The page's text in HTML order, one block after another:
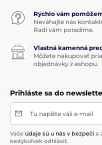
Rýchlo vám
Neváhajte nás
Radi vám poradíme.
Vlastná kamenná
Môžete nakupovať
objednávky z eshopu.
Prihláste sa do
Tu napíšte váš e-mail
Vaše údaje sú u nás v bezpečí a
kedykoľvek odhlásiť.